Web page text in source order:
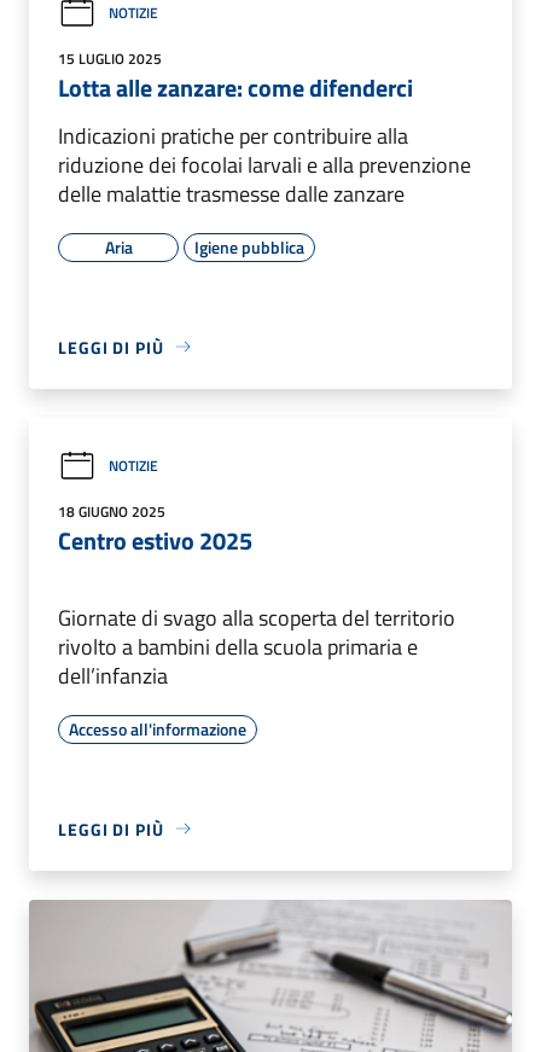
NOTIZIE
15 LUGLIO 2025
Lotta alle zanzare: come difenderci
Indicazioni pratiche per contribuire alla
riduzione dei focolai larvali e alla prevenzione
delle malattie trasmesse dalle zanzare
Aria Igiene pubblica
LEGGI DI PIÙ
NOTIZIE
18 GIUGNO 2025
Centro estivo 2025
Giornate di svago alla scoperta del territorio
rivolto a bambini della scuola primaria e
dell’infanzia
Accesso all'informazione
LEGGI DI PIÙ